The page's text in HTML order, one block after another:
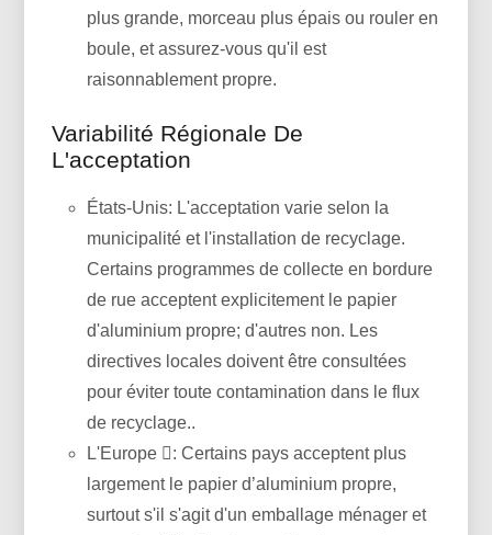
plus grande, morceau plus épais ou rouler en
boule, et assurez-vous qu'il est
raisonnablement propre.
Variabilité Régionale De
L'acceptation
États-Unis: L'acceptation varie selon la
municipalité et l'installation de recyclage.
Certains programmes de collecte en bordure
de rue acceptent explicitement le papier
d'aluminium propre; d'autres non. Les
directives locales doivent être consultées
pour éviter toute contamination dans le flux
de recyclage..
L'Europe : Certains pays acceptent plus
largement le papier d’aluminium propre,
surtout s'il s'agit d'un emballage ménager et